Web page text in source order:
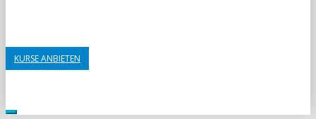
KURSE ANBIETEN